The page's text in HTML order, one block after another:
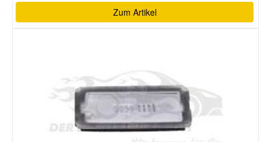
Zum Artikel